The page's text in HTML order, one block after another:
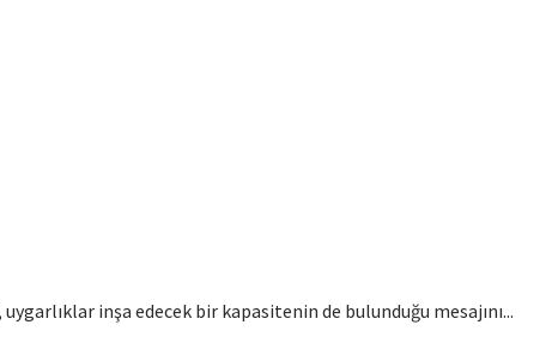
inşa edecek bir kapasitenin de bulunduğu mesajını...